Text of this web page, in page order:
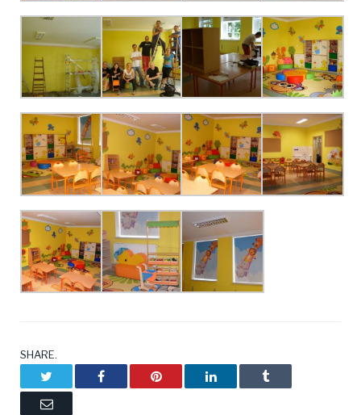
SHARE.
TwitterFacebookPinterestLinkedInTumblr
Email